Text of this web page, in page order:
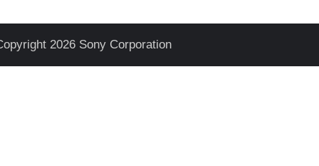
2026 Sony Corporation